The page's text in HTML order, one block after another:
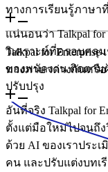
ทางการเรียนรู้ภาษา
แน่นอนว่า Talkpal
วิเคราะห์ที่ครอบคลุ
ของพนักงาน ติดตาม
ปรับปรุง
Talkpal for
ทางภาษาต่างกันหรื
อันที่จริง Talkpal for
ตั้งแต่มือใหม่ไปจนถึ
ด้วย AI ของเราประ
คน และปรับแต่งบทเ